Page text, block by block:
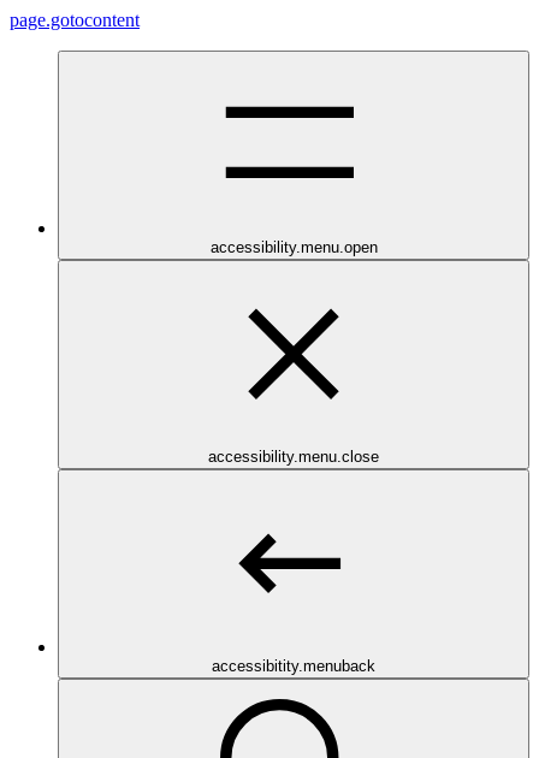
page.gotocontent
accessibility.menu.open
accessibility.menu.close
accessibitity.menuback